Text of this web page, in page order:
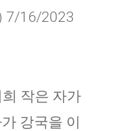
7/16/2023
작은 자가
강국을 이